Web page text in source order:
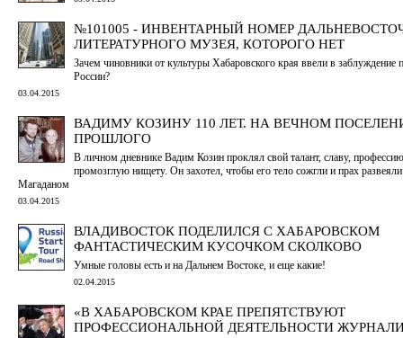
№101005 - ИНВЕНТАРНЫЙ НОМЕР
ЛИТЕРАТУРНОГО МУЗЕЯ, КОТОРОГО НЕТ
Зачем чиновники от культуры Хабаровского края ввели в заблуждение
России?
03.04.2015
ВАДИМУ КОЗИНУ 110 ЛЕТ. НА ВЕЧНОМ
ПРОШЛОГО
В личном дневнике Вадим Козин проклял свой талант, славу,
промозглую нищету. Он захотел, чтобы его тело сожгли и прах
Магаданом
03.04.2015
ВЛАДИВОСТОК ПОДЕЛИЛСЯ С ХАБАРОВСКОМ
ФАНТАСТИЧЕСКИМ КУСОЧКОМ СКОЛКОВО
Умные головы есть и на Дальнем Востоке, и еще какие!
02.04.2015
«В ХАБАРОВСКОМ КРАЕ ПРЕПЯТСТВУЮТ
ПРОФЕССИОНАЛЬНОЙ ДЕЯТЕЛЬНОСТИ